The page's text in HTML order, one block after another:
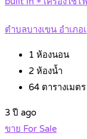
ตำบลบางเขน อำเภ
1 ห้องนอน
2 ห้องน้ำ
64 ตารางเมตร
3 ปี ago
ขาย For Sale